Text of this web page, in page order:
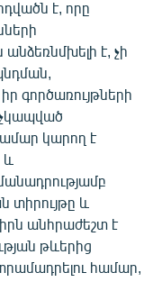
է, որը
է, չի
գործառույթների
կարող է
տիրույթը և
անհրաժեշտ է
թևերից
համար,